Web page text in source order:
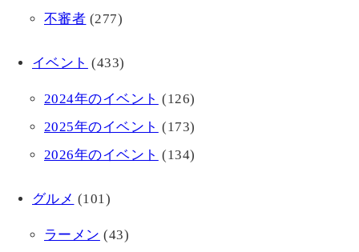
不審者 (277)
イベント (433)
2024年のイベント (126)
2025年のイベント (173)
2026年のイベント (134)
グルメ (101)
ラーメン (43)